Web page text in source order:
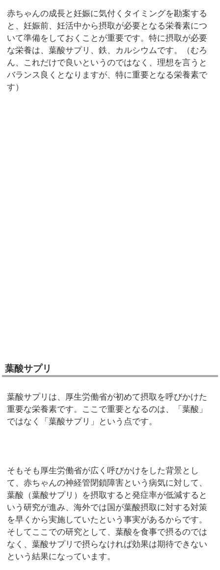
赤ちゃんの成長と妊娠に気付くタイミングを勘案する
と、妊娠前、妊活中から摂取が必要となる栄養素につ
いて準備をしておくことが重要です。特に摂取が必要
な栄養は、葉酸サプリ、鉄、カルシウムです。（むろ
ん、これだけで良いというのではなく、理想を言うと
バランス良くとなりますが、特に重要となる栄養素で
す）
葉酸サプリ
葉酸サプリは、厚生労働省が初めて摂取を呼びかけた
重要な栄養素です。ここで重要となるのは、「葉酸」
ではなく「葉酸サプリ」という点です。
そもそも厚生労働省が広く呼びかけをした背景とし
て、赤ちゃんの神経管閉鎖障害という病気に対して、
葉酸（葉酸サプリ）を摂取すると発症率が低減すると
いう研究が進み、海外では国が葉酸摂取に対する対策
を早くから実施していたという事実があるからです。
そしてここでの研究として、葉酸を食事で摂るのでは
なく、葉酸サプリで摂らなければ効果は期待できない
という結果になっています。